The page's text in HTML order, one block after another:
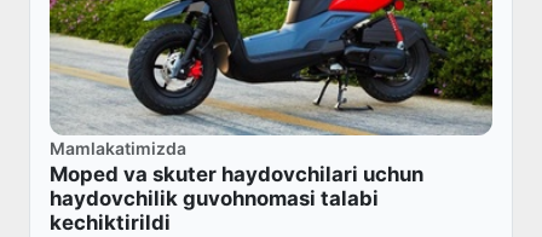
Mamlakatimizda
Moped va skuter haydovchilari uchun
haydovchilik guvohnomasi talabi
kechiktirildi